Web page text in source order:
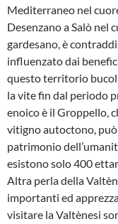
Mediterraneo nel
Desenzano a Salò nel
gardesano, è
influenzato dai
questo territorio
la vite fin dal periodo
enoico è il Groppello,
vitigno autoctono,
patrimonio
esistono solo 400
Altra perla della
importanti ed
visitare la Valtènesi